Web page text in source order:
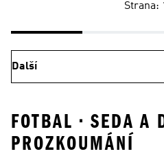
Strana:
Další
FOTBAL • SEDA A
PROZKOUMÁNÍ